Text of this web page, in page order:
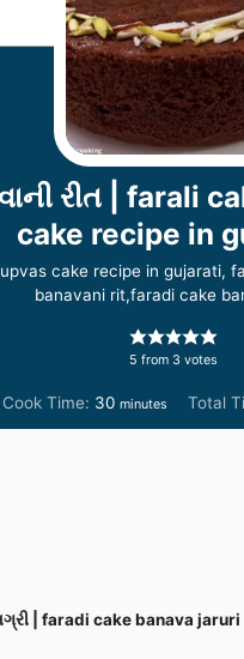
રીત | farali
cake recipe in
cake recipe in gujarati,
banavani rit,faradi cake
5 from 3 votes
Cook Time: 30m
i
minutes Total
| faradi cake banava